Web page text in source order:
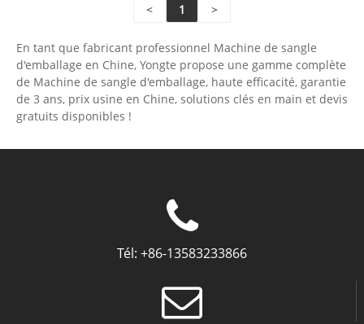
< 1 >
En tant que fabricant professionnel Machine de sangle
d'emballage en Chine, Yongte propose une gamme complète
de Machine de sangle d'emballage, haute efficacité, garantie
de 3 ans, prix usine en Chine, solutions clés en main et devis
gratuits disponibles !
Tél: +86-13583233866